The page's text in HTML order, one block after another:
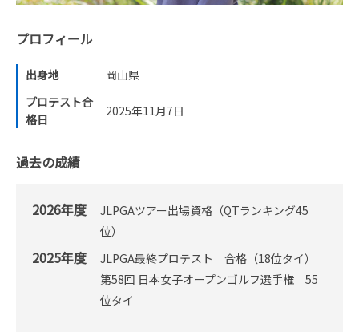
プロフィール
出身地
岡山県
プロテスト合
格日
2025年11月7日
過去の成績
2026年度
JLPGAツアー出場資格（QTランキング45
位）
2025年度
JLPGA最終プロテスト 合格（18位タイ）
第58回 日本女子オープンゴルフ選手権 55
位タイ